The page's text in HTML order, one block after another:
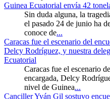
Guinea Ecuatorial envía 42
Sin duda alguna, la
el pasado 24 de junio ha
conoce de...
Caracas fue el escenario del
Delcy Rodríguez, y nuestra
Ecuatorial
Caracas fue el escenario
encargada, Delcy
nivel de Guinea...
Canciller Yván Gil sostuvo